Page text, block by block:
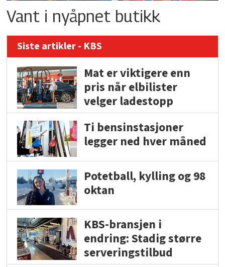
Vant i nyåpnet butikk
Siste artikler - KBS
Mat er viktigere enn
pris når elbilister
velger ladestopp
Ti bensinstasjoner
legger ned hver måned
Potetball, kylling og 98
oktan
KBS-bransjen i
endring: Stadig større
serveringstilbud